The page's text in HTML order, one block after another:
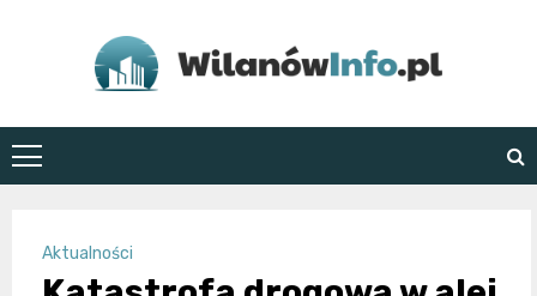
WilanówInfo.pl
Aktualności